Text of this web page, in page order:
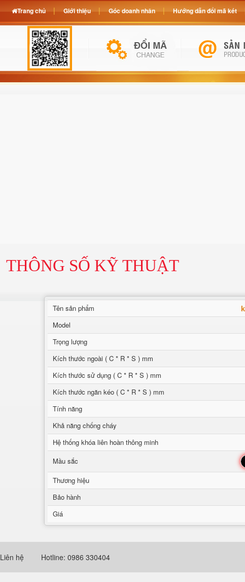
THÔNG SỐ KỸ THUẬT
Tên sản phẩm
Model
Trọng lượng
Kích thước ngoài ( C * R * S ) mm
Kích thước sử dụng ( C * R * S ) mm
Kích thước ngăn kéo ( C * R * S ) mm
Tính năng
Khả năng chống cháy
Hệ thống khóa liên hoàn thông minh
Mầu sắc
Thương hiệu
Bảo hành
Giá
Liên hệ Hotline: 0986 330404
Trang chủ Giới thiệu Góc doanh nhân Hướng dẫn đổi mã két